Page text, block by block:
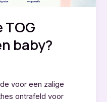
TOG
baby?
voor een zalige
ontrafeld voor